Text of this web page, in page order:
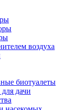
воздуха
биотуалеты
дачи